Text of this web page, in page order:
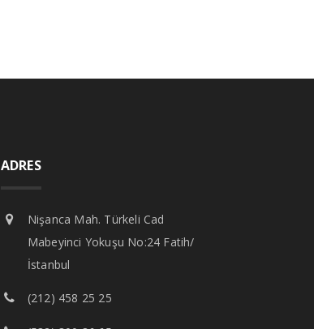
ADRES
Nişanca Mah. Türkeli Cad
Mabeyinci Yokuşu No:24 Fatih/
İstanbul
(212) 458 25 25